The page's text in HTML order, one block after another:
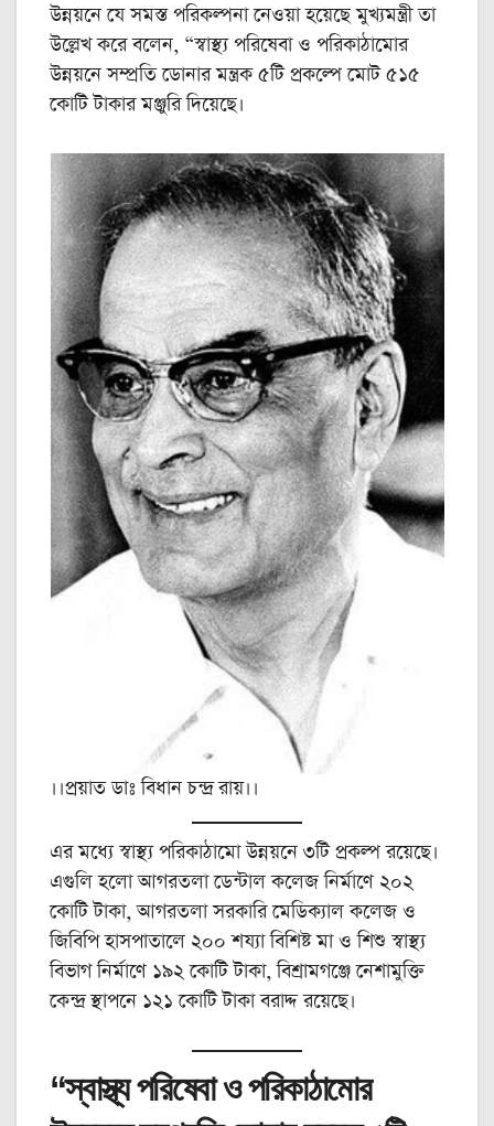
উন্নয়নে যে সমস্ত পরিকল্পনা নেওয়া হয়েছে মুখ্যমন্ত্রী তা
উল্লেখ করে বলেন, “স্বাস্থ্য পরিষেবা ও পরিকাঠামোর
উন্নয়নে সম্প্রতি ডোনার মন্ত্রক ৫টি প্রকল্পে মোট ৫১৫
কোটি টাকার মঞ্জুরি দিয়েছে।
।।প্রয়াত ডাঃ বিধান চন্দ্র রায়।।
এর মধ্যে স্বাস্থ্য পরিকাঠামো উন্নয়নে ৩টি প্রকল্প রয়েছে।
এগুলি হলো আগরতলা ডেন্টাল কলেজ নির্মাণে ২০২
কোটি টাকা, আগরতলা সরকারি মেডিক্যাল কলেজ ও
জিবিপি হাসপাতালে ২০০ শয্যা বিশিষ্ট মা ও শিশু স্বাস্থ্য
বিভাগ নির্মাণে ১৯২ কোটি টাকা, বিশ্রামগঞ্জে নেশামুক্তি
কেন্দ্র স্থাপনে ১২১ কোটি টাকা বরাদ্দ রয়েছে।
“স্বাস্থ্য পরিষেবা ও পরিকাঠামোর